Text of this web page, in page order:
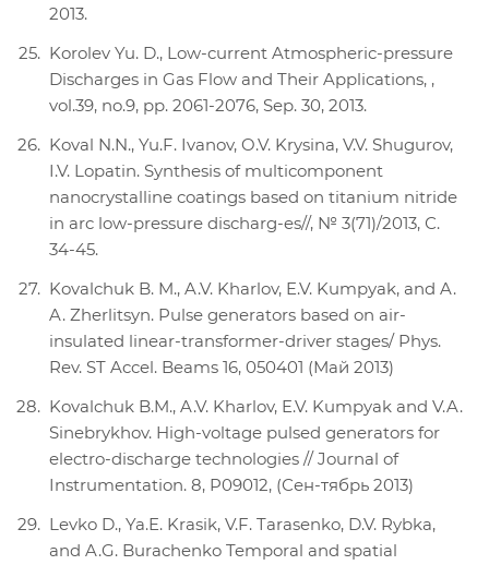
2013.
Korolev Yu. D., Low-current Atmospheric-pressure
Discharges in Gas Flow and Their Applications, ,
vol.39, no.9, pp. 2061-2076, Sep. 30, 2013.
Koval N.N., Yu.F. Ivanov, O.V. Krysina, V.V. Shugurov,
I.V. Lopatin. Synthesis of multicomponent
nanocrystalline coatings based on titanium nitride
in arc low-pressure discharg-es//, № 3(71)/2013, С.
34-45.
Kovalchuk B. M., A.V. Kharlov, E.V. Kumpyak, and A.
A. Zherlitsyn. Pulse generators based on air-
insulated linear-transformer-driver stages/ Phys.
Rev. ST Accel. Beams 16, 050401 (Май 2013)
Kovalchuk B.M., A.V. Kharlov, E.V. Kumpyak and V.A.
Sinebrykhov. High-voltage pulsed generators for
electro-discharge technologies // Journal of
Instrumentation. 8, P09012, (Сен-тябрь 2013)
Levko D., Ya.E. Krasik, V.F. Tarasenko, D.V. Rybka,
and A.G. Burachenko Temporal and spatial